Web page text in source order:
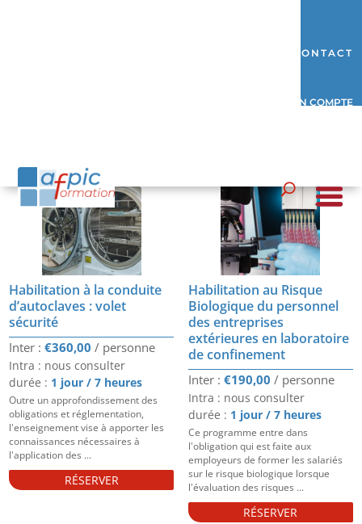
CONTACT
MON COMPTE
Habilitation à la conduite
d’autoclaves : volet
sécurité
€360,00
Intra : nous consulter
durée : 1 jour / 7 heures
Outre un approfondissement des
obligations et réglementation,
l'enseignement vise à apporter les
connaissances nécessaires à
l'application des ...
RÉSERVER
Habilitation au Risque
Biologique du personnel
des entreprises
extérieures en laboratoire
de confinement
€190,00
Intra : nous consulter
durée : 1 jour / 7 heures
Ce programme entre dans
l'obligation qui est faite aux
employeurs de former les salariés
sur le risque biologique lorsque
l'évaluation des risques ...
RÉSERVER